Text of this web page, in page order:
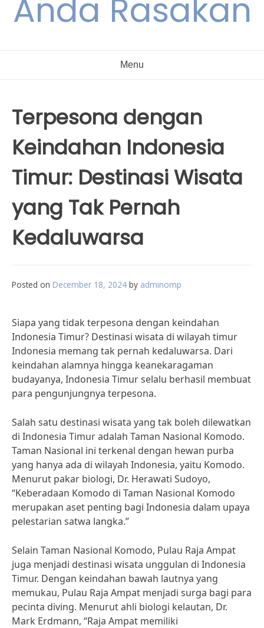
Anda Rasakan
Menu
Terpesona dengan
Keindahan Indonesia
Timur: Destinasi Wisata
yang Tak Pernah
Kedaluwarsa
Posted on December 18, 2024 by adminomp
Siapa yang tidak terpesona dengan keindahan
Indonesia Timur? Destinasi wisata di wilayah timur
Indonesia memang tak pernah kedaluwarsa. Dari
keindahan alamnya hingga keanekaragaman
budayanya, Indonesia Timur selalu berhasil membuat
para pengunjungnya terpesona.
Salah satu destinasi wisata yang tak boleh dilewatkan
di Indonesia Timur adalah Taman Nasional Komodo.
Taman Nasional ini terkenal dengan hewan purba
yang hanya ada di wilayah Indonesia, yaitu Komodo.
Menurut pakar biologi, Dr. Herawati Sudoyo,
“Keberadaan Komodo di Taman Nasional Komodo
merupakan aset penting bagi Indonesia dalam upaya
pelestarian satwa langka.”
Selain Taman Nasional Komodo, Pulau Raja Ampat
juga menjadi destinasi wisata unggulan di Indonesia
Timur. Dengan keindahan bawah lautnya yang
memukau, Pulau Raja Ampat menjadi surga bagi para
pecinta diving. Menurut ahli biologi kelautan, Dr.
Mark Erdmann, “Raja Ampat memiliki